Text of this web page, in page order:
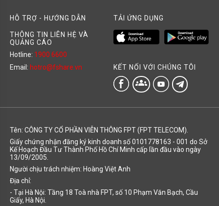
HỖ TRỢ - HƯỚNG DẪN
THÔNG TIN LIÊN HỆ VÀ
QUẢNG CÁO
Hotline: 1900 6600
Email: hotro@fshare.vn
TẢI ỨNG DỤNG
KẾT NỐI VỚI CHÚNG TÔI
groups
Tên: CÔNG TY CỔ PHẦN VIỄN THÔNG FPT (FPT TELECOM).
Giấy chứng nhận đăng ký kinh doanh số 0101778163 - 001 do Sở
Kế Hoạch Đầu Tư Thành Phố Hồ Chí Minh cấp lần đầu vào ngày
13/09/2005.
Người chịu trách nhiệm: Hoàng Việt Anh
Địa chỉ:
- Tại Hà Nội: Tầng 18 Toà nhà FPT, số 10 Phạm Văn Bạch, Cầu
Giấy, Hà Nội.